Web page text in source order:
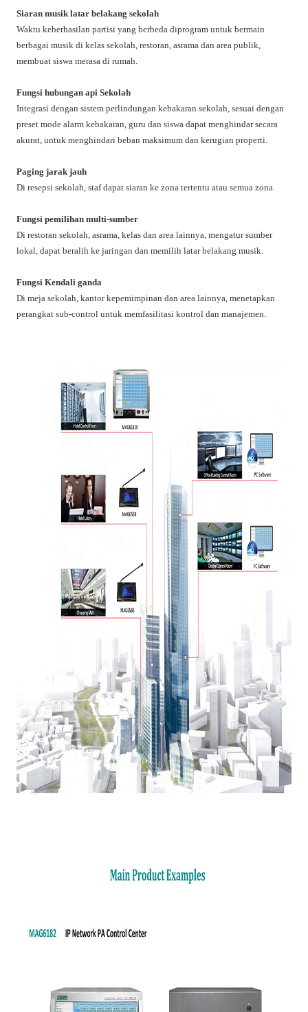
Siaran musik latar belakang sekolah
Waktu keberhasilan partisi yang berbeda diprogram untuk bermain
berbagai musik di kelas sekolah, restoran, asrama dan area publik,
membuat siswa merasa di rumah.
Fungsi hubungan api Sekolah
Integrasi dengan sistem perlindungan kebakaran sekolah, sesuai dengan
preset mode alarm kebakaran, guru dan siswa dapat menghindar secara
akurat, untuk menghindari beban maksimum dan kerugian properti.
Paging jarak jauh
Di resepsi sekolah, staf dapat siaran ke zona tertentu atau semua zona.
Fungsi pemilihan multi-sumber
Di restoran sekolah, asrama, kelas dan area lainnya, mengatur sumber
lokal, dapat beralih ke jaringan dan memilih latar belakang musik.
Fungsi Kendali ganda
Di meja sekolah, kantor kepemimpinan dan area lainnya, menetapkan
perangkat sub-control untuk memfasilitasi kontrol dan manajemen.